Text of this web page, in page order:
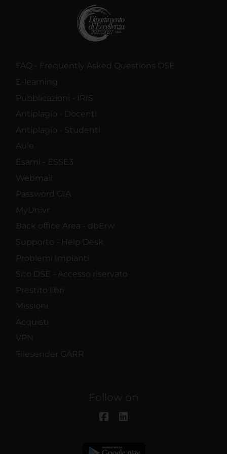
FAQ - Frequently Asked Questions DSE
E-learning
Pubblicazioni - IRIS
Antiplagio - Docenti
Antiplagio - Studenti
Aule
Esami - ESSE3
Webmail
Password GIA
MyUnivr
Back office Area - dbErw
Supporto - Help Desk
Problemi Impianti
Sito DSE - Accesso riservato
Prestito libri
Missioni
Acquisti
VPN
Filesender GARR
Follow on